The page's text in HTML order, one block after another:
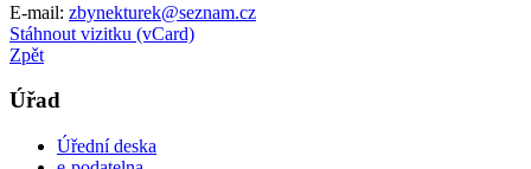
E-mail: zbynekturek@seznam.cz
Stáhnout vizitku (vCard)
Zpět
Úřad
Úřední deska